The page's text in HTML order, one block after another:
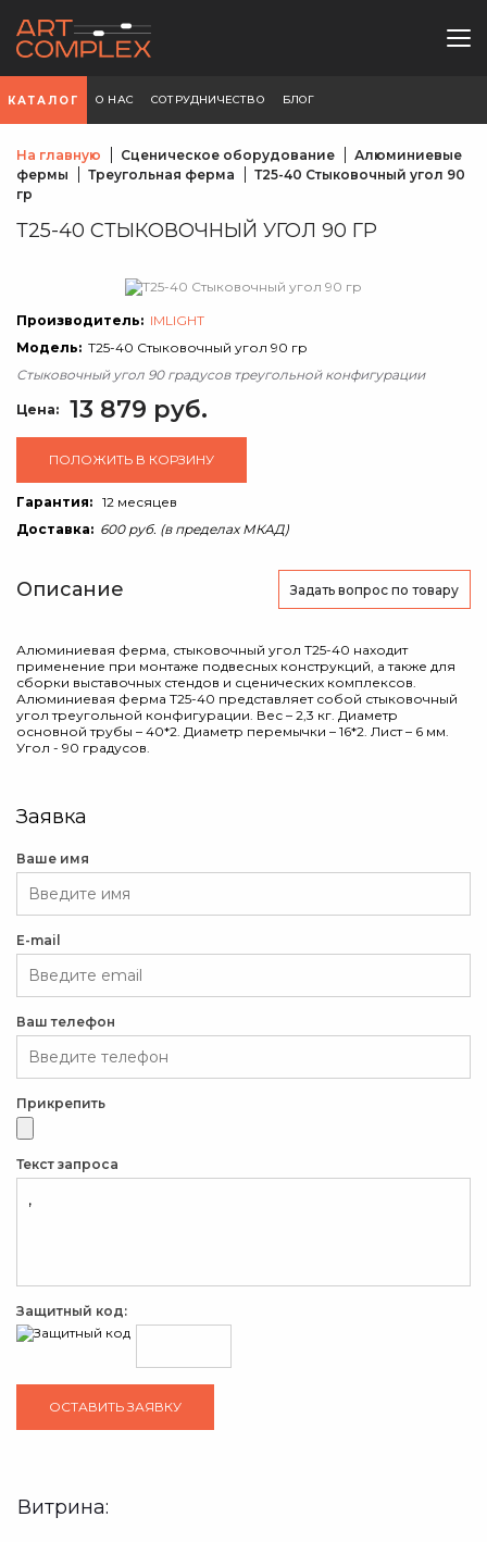
КАТАЛОГ О НАС СОТРУДНИЧЕСТВО БЛОГ
На главную Сценическое оборудование
Алюминиевые
фермы
Треугольная ферма
Т25-40 Стыковочный угол 90
гр
Т25-40 СТЫКОВОЧНЫЙ УГОЛ 90 ГР
Производитель: IMLIGHT
Модель: Т25-40 Стыковочный угол 90 гр
Стыковочный угол 90 градусов треугольной конфигурации
Цена: 13 879 руб.
ПОЛОЖИТЬ В КОРЗИНУ
Гарантия: 12 месяцев
Доставка: 600 руб. (в пределах МКАД)
Описание Задать вопрос по товару
Алюминиевая ферма, стыковочный угол T25-40 находит
применение при монтаже подвесных конструкций, а также для
сборки выставочных стендов и сценических комплексов.
Алюминиевая ферма T25-40 представляет собой стыковочный
угол треугольной конфигурации. Вес – 2,3 кг. Диаметр
основной трубы – 40*2. Диаметр перемычки – 16*2. Лист – 6 мм.
Угол - 90 градусов.
Заявка
Ваше имя
E-mail
Ваш телефон
Прикрепить
Текст запроса
Защитный код:
Витрина: